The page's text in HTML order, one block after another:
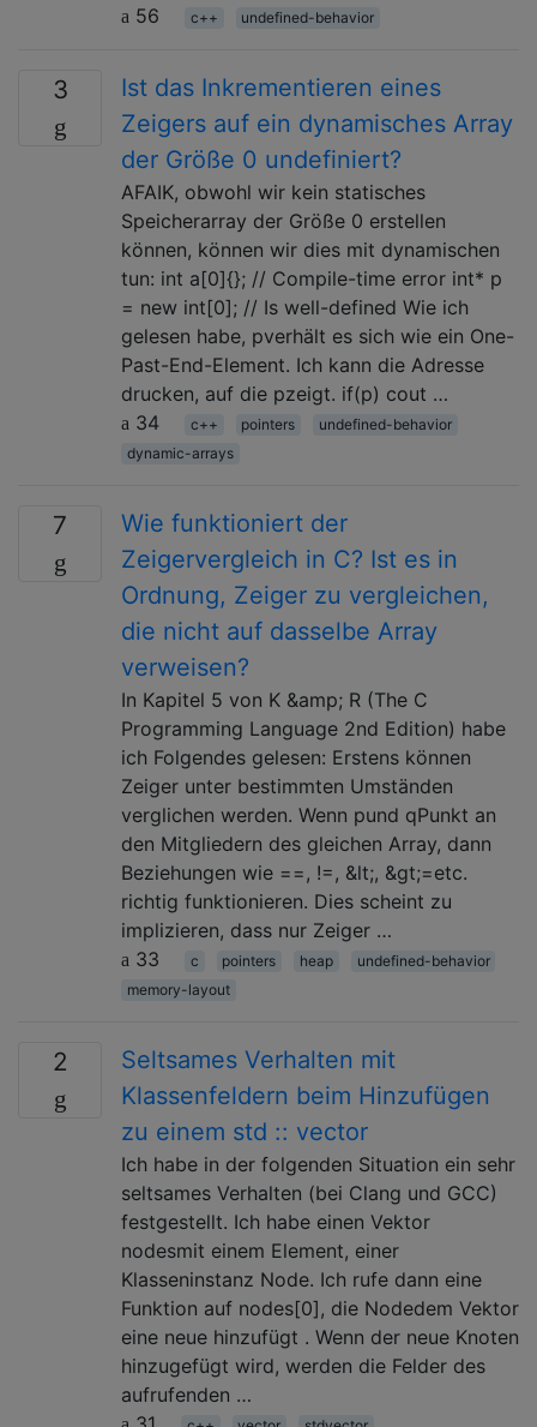
56
c++ undefined-behavior
3
Ist das Inkrementieren eines
Zeigers auf ein dynamisches Array
der Größe 0 undefiniert?
AFAIK, obwohl wir kein statisches
Speicherarray der Größe 0 erstellen
können, können wir dies mit dynamischen
tun: int a[0]{}; // Compile-time error int* p
= new int[0]; // Is well-defined Wie ich
gelesen habe, pverhält es sich wie ein One-
Past-End-Element. Ich kann die Adresse
drucken, auf die pzeigt. if(p) cout …
34
c++ pointers
undefined-behavior
dynamic-arrays
7
Wie funktioniert der
Zeigervergleich in C? Ist es in
Ordnung, Zeiger zu vergleichen,
die nicht auf dasselbe Array
verweisen?
In Kapitel 5 von K &amp; R (The C
Programming Language 2nd Edition) habe
ich Folgendes gelesen: Erstens können
Zeiger unter bestimmten Umständen
verglichen werden. Wenn pund qPunkt an
den Mitgliedern des gleichen Array, dann
Beziehungen wie ==, !=, &lt;, &gt;=etc.
richtig funktionieren. Dies scheint zu
implizieren, dass nur Zeiger …
33
c pointers heap
undefined-behavior
memory-layout
2
Seltsames Verhalten mit
Klassenfeldern beim Hinzufügen
zu einem std :: vector
Ich habe in der folgenden Situation ein sehr
seltsames Verhalten (bei Clang und GCC)
festgestellt. Ich habe einen Vektor
nodesmit einem Element, einer
Klasseninstanz Node. Ich rufe dann eine
Funktion auf nodes[0], die Nodedem Vektor
eine neue hinzufügt . Wenn der neue Knoten
hinzugefügt wird, werden die Felder des
aufrufenden …